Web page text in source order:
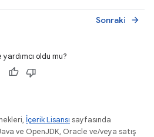
Sonraki arrow_forward
yardımcı oldu mu?
İçerik Lisansı sayfasında
ve OpenJDK, Oracle ve/veya satış